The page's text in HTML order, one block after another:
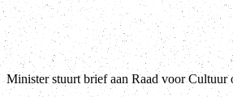
Minister stuurt brief aan Raad voor Cultuur